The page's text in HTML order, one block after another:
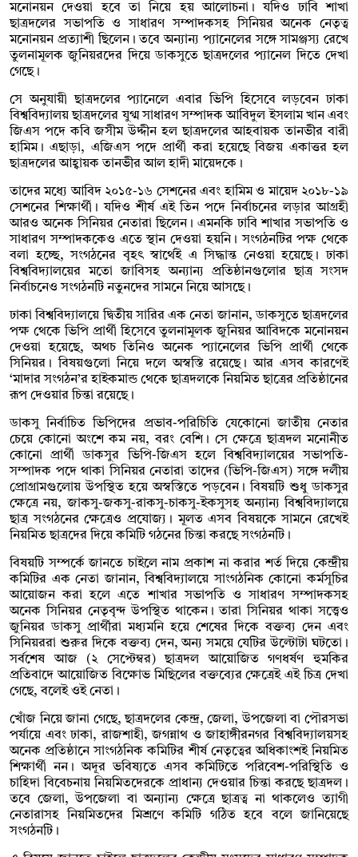
মনোনয়ন দেওয়া হবে তা নিয়ে হয় আলোচনা। যদিও ঢাবি শাখা
ছাত্রদলের সভাপতি ও সাধারণ সম্পাদকসহ সিনিয়র অনেক নেতৃত্ব
মনোনয়ন প্রত্যাশী ছিলেন। তবে অন্যান্য প্যানেলের সঙ্গে সামঞ্জস্য রেখে
তুলনামূলক জুনিয়রদের দিয়ে ডাকসুতে ছাত্রদলের প্যানেল দিতে দেখা
গেছে।
সে অনুযায়ী ছাত্রদলের প্যানেলে এবার ভিপি হিসেবে লড়বেন ঢাকা
বিশ্ববিদ্যালয় ছাত্রদলের যুগ্ম সাধারণ সম্পাদক আবিদুল ইসলাম খান এবং
জিএস পদে কবি জসীম উদ্দীন হল ছাত্রদলের আহবায়ক তানভীর বারী
হামিম। এছাড়া, এজিএস পদে প্রার্থী করা হয়েছে বিজয় একাত্তর হল
ছাত্রদলের আহ্বায়ক তানভীর আল হাদী মায়েদকে।
তাদের মধ্যে আবিদ ২০১৫-১৬ সেশনের এবং হামিম ও মায়েদ ২০১৮-১৯
সেশনের শিক্ষার্থী। যদিও শীর্ষ এই তিন পদে নির্বাচনের লড়ার আগ্রহী
আরও অনেক সিনিয়র নেতারা ছিলেন। এমনকি ঢাবি শাখার সভাপতি ও
সাধারণ সম্পাদককেও এতে স্থান দেওয়া হয়নি। সংগঠনটির পক্ষ থেকে
বলা হচ্ছে, সংগঠনের বৃহৎ স্বার্থেই এ সিদ্ধান্ত নেওয়া হয়েছে। ঢাকা
বিশ্ববিদ্যালয়ের মতো জাবিসহ অন্যান্য প্রতিষ্ঠানগুলোর ছাত্র সংসদ
নির্বাচনেও সংগঠনটি নতুনদের সামনে নিয়ে আসছে।
ঢাকা বিশ্ববিদ্যালয়ে দ্বিতীয় সারির এক নেতা জানান, ডাকসুতে ছাত্রদলের
পক্ষ থেকে ভিপি প্রার্থী হিসেবে তুলনামূলক জুনিয়র আবিদকে মনোনয়ন
দেওয়া হয়েছে, অথচ তিনিও অনেক প্যানেলের ভিপি প্রার্থী থেকে
সিনিয়র। বিষয়গুলো নিয়ে দলে অস্বস্তি রয়েছে। আর এসব কারণেই
‌‘মাদার সংগঠন’র হাইকমান্ড থেকে ছাত্রদলকে নিয়মিত ছাত্রের প্রতিষ্ঠানের
রূপ দেওয়ার চিন্তা রয়েছে।
ডাকসু নির্বাচিত ভিপিদের প্রভাব-পরিচিতি যেকোনো জাতীয় নেতার
চেয়ে কোনো অংশে কম নয়, বরং বেশি। সে ক্ষেত্রে ছাত্রদল মনোনীত
কোনো প্রার্থী ডাকসুর ভিপি-জিএস হলে বিশ্ববিদ্যালয়ের সভাপতি-
সম্পাদক পদে থাকা সিনিয়র নেতারা তাদের (ভিপি-জিএস) সঙ্গে দলীয়
প্রোগ্রামগুলোয় উপস্থিত হয়ে অস্বস্তিতে পড়বেন। বিষয়টি শুধু ডাকসুর
ক্ষেত্রে নয়, জাকসু-জকসু-রাকসু-চাকসু-ইকসুসহ অন্যান্য বিশ্ববিদ্যালয়ে
ছাত্র সংগঠনের ক্ষেত্রেও প্রযোজ্য। মূলত এসব বিষয়কে সামনে রেখেই
নিয়মিত ছাত্রদের দিয়ে কমিটি গঠনের চিন্তা করছে সংগঠনটি।
বিষয়টি সম্পর্কে জানতে চাইলে নাম প্রকাশ না করার শর্ত দিয়ে কেন্দ্রীয়
কমিটির এক নেতা জানান, বিশ্ববিদ্যালয়ে সাংগঠনিক কোনো কর্মসূচির
আয়োজন করা হলে এতে শাখার সভাপতি ও সাধারণ সম্পাদকসহ
অনেক সিনিয়র নেতৃবৃন্দ উপস্থিত থাকেন। তারা সিনিয়র থাকা সত্ত্বেও
জুনিয়র ডাকসু প্রার্থীরা মধ্যমনি হয়ে শেষের দিকে বক্তব্য দেন এবং
সিনিয়ররা শুরুর দিকে বক্তব্য দেন, অন্য সময়ে যেটির উল্টোটা ঘটতো।
সর্বশেষ আজ (২ সেপ্টেম্বর) ছাত্রদল আয়োজিত গণধর্ষণ হুমকির
প্রতিবাদে আয়োজিত বিক্ষোভ মিছিলের বক্তব্যের ক্ষেত্রেই এই চিত্র দেখা
গেছে, বলেই ওই নেতা।
খোঁজ নিয়ে জানা গেছে, ছাত্রদলের কেন্দ্র, জেলা, উপজেলা বা পৌরসভা
পর্যায়ে এবং ঢাকা, রাজশাহী, জগন্নাথ ও জাহাঙ্গীরনগর বিশ্ববিদ্যালয়সহ
অনেক প্রতিষ্ঠানে সাংগঠনিক কমিটির শীর্ষ নেতৃত্বের অধিকাংশই নিয়মিত
শিক্ষার্থী নন। অদূর ভবিষ্যতে এসব কমিটিতে পরিবেশ-পরিস্থিতি ও
চাহিদা বিবেচনায় নিয়মিতদেরকে প্রাধান্য দেওয়ার চিন্তা করছে ছাত্রদল।
তবে জেলা, উপজেলা বা অন্যান্য ক্ষেত্রে ছাত্রত্ব না থাকলেও ত্যাগী
নেতারাসহ নিয়মিতদের মিশ্রণে কমিটি গঠিত হবে বলে জানিয়েছে
সংগঠনটি।